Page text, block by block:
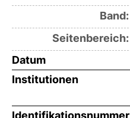
Band:
Seitenbereich:
Datum
Institutionen
Identifikationsnummer